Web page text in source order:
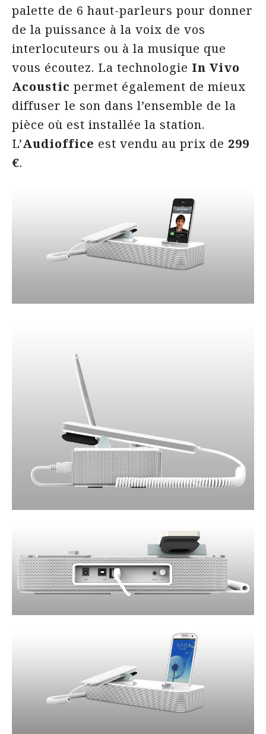
palette de 6 haut-parleurs pour donner
de la puissance à la voix de vos
interlocuteurs ou à la musique que
vous écoutez. La technologie In Vivo
Acoustic permet également de mieux
diffuser le son dans l’ensemble de la
pièce où est installée la station.
L’Audioffice est vendu au prix de 299
€.